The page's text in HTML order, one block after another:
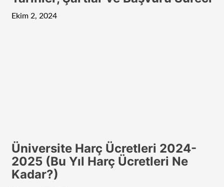
Ekim 2, 2024
Üniversite Harç Ücretleri 2024-
2025 (Bu Yıl Harç Ücretleri Ne
Kadar?)